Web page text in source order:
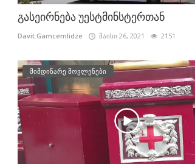
გასეირნება უესტმინსტერთან
Davit.Gamcemlidze მაისი 26, 2021 2151
მიმდინარე მოვლენები